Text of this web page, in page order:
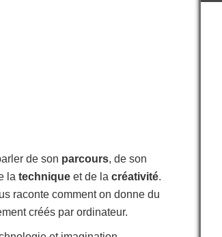
de son parcours, de son
la technique et de la créativité.
raconte comment on donne du
créés par ordinateur.